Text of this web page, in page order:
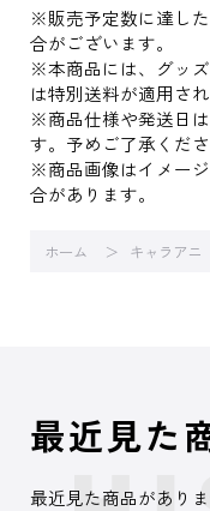
※販売予定数に達し
合がございます。
※本商品には、グッ
は特別送料が適用さ
※商品仕様や発送日
す。予めご了承くださ
※商品画像はイメー
合があります。
ホーム キャラアニ
最近見た
最近見た商品がありま